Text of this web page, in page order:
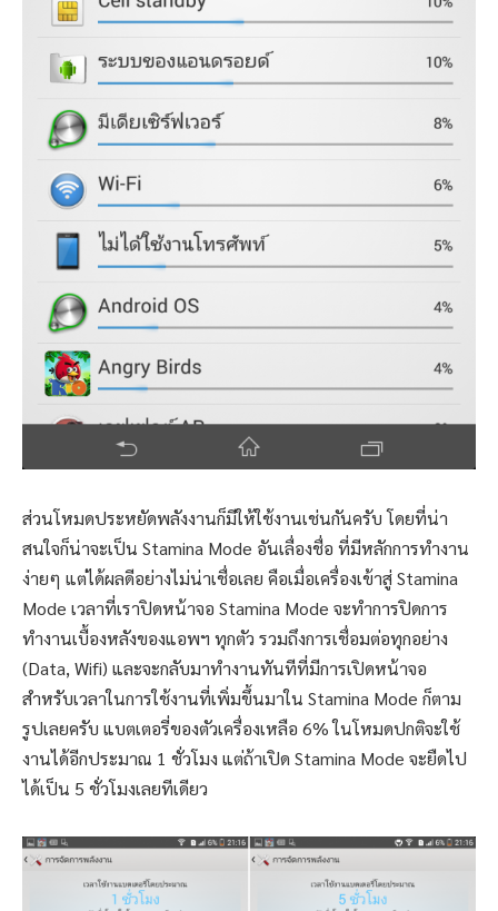
ส่วนโหมดประหยัดพลังงานก็มีให้ใช้งานเช่นกันครับ โดยที่น่า
สนใจก็น่าจะเป็น Stamina Mode อันเลื่องชื่อ ที่มีหลักการทำงาน
ง่ายๆ แต่ได้ผลดีอย่างไม่น่าเชื่อเลย คือเมื่อเครื่องเข้าสู่ Stamina
Mode เวลาที่เราปิดหน้าจอ Stamina Mode จะทำการปิดการ
ทำงานเบื้องหลังของแอพฯ ทุกตัว รวมถึงการเชื่อมต่อทุกอย่าง
(Data, Wifi) และจะกลับมาทำงานทันทีที่มีการเปิดหน้าจอ
สำหรับเวลาในการใช้งานที่เพิ่มขึ้นมาใน Stamina Mode ก็ตาม
รูปเลยครับ แบตเตอรี่ของตัวเครื่องเหลือ 6% ในโหมดปกติจะใช้
งานได้อีกประมาณ 1 ชั่วโมง แต่ถ้าเปิด Stamina Mode จะยืดไป
ได้เป็น 5 ชั่วโมงเลยทีเดียว